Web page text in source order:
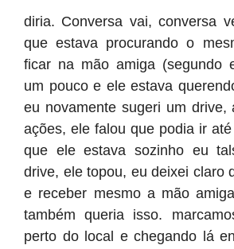
diria. Conversa vai, conversa
que estava procurando o
ficar na mão amiga (segundo
um pouco e ele estava
eu novamente sugeri um drive,
ações, ele falou que podia ir
que ele estava sozinho eu
drive, ele topou, eu deixei claro
e receber mesmo a mão
também queria isso.
perto do local e chegando lá